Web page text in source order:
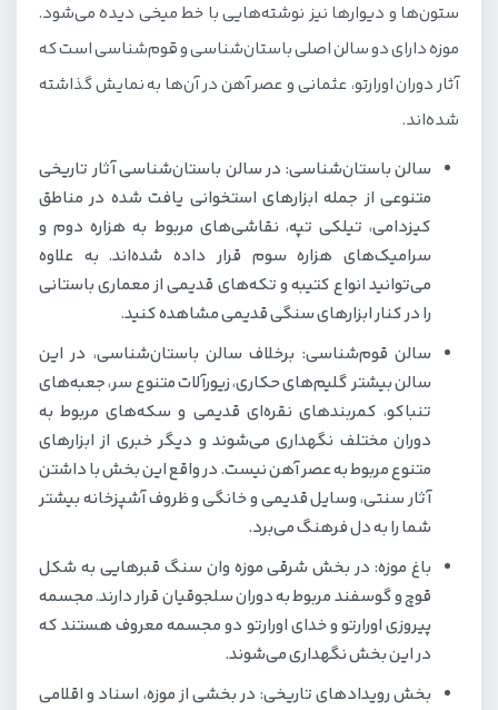
ستون‌ها و دیوارها نیز نوشته‌هایی با خط میخی دیده می‌شود.
موزه دارای دو سالن اصلی باستان‌شناسی و قوم‌شناسی است که
آثار دوران اورارتو، عثمانی و عصر آهن در آن‌ها به نمایش گذاشته
شده‌اند.
سالن باستان‌شناسی: در سالن باستان‌شناسی آثار تاریخی
متنوعی از جمله ابزارهای استخوانی یافت شده در مناطق
کیزدامی، تیلکی تپه، نقاشی‌های مربوط به هزاره دوم و
سرامیک‌های هزاره سوم قرار داده شده‌اند. به علاوه
می‌توانید انواع کتیبه و تکه‌های قدیمی از معماری باستانی
را در کنار ابزارهای سنگی قدیمی مشاهده کنید.
سالن قوم‌شناسی: برخلاف سالن باستان‌شناسی، در این
سالن بیشتر گلیم‌های حکاری، زیورآلات متنوع سر، جعبه‌های
تنباکو، کمربندهای نقره‌ای قدیمی و سکه‌های مربوط به
دوران مختلف نگهداری می‌شوند و دیگر خبری از ابزارهای
متنوع مربوط به عصر آهن نیست. در واقع این بخش با داشتن
آثار سنتی، وسایل قدیمی و خانگی و ظروف آشپزخانه بیشتر
شما را به دل فرهنگ می‌برد.
باغ موزه: در بخش شرقی موزه وان سنگ قبرهایی به شکل
قوچ و گوسفند مربوط به دوران سلجوقیان قرار دارند. مجسمه
پیروزی اورارتو و خدای اورارتو دو مجسمه معروف هستند که
در این بخش نگهداری می‌شوند.
بخش رویدادهای تاریخی: در بخشی از موزه، اسناد و اقلامی